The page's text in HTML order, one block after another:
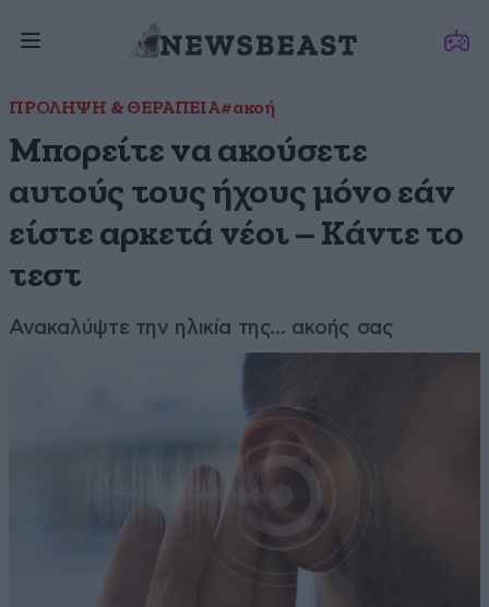
ΠΡΟΛΗΨΗ & ΘΕΡΑΠΕΙΑ#ακοή
Μπορείτε να ακούσετε
αυτούς τους ήχους μόνο εάν
είστε αρκετά νέοι – Κάντε το
τεστ
Ανακαλύψτε την ηλικία της... ακοής σας